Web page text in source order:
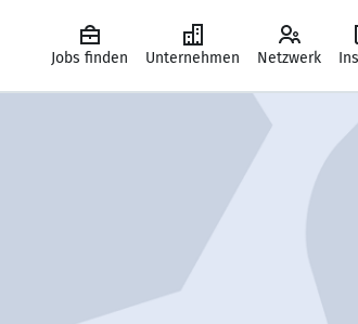
Jobs finden Unternehmen Netzwerk